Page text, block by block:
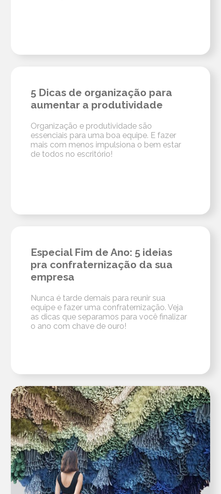
5 Dicas de organização para
aumentar a produtividade
Organização e produtividade são
essenciais para uma boa equipe. E fazer
mais com menos impulsiona o bem estar
de todos no escritório!
Especial Fim de Ano: 5 ideias
pra confraternização da sua
empresa
Nunca é tarde demais para reunir sua
equipe e fazer uma confraternização. Veja
as dicas que separamos para você finalizar
o ano com chave de ouro!